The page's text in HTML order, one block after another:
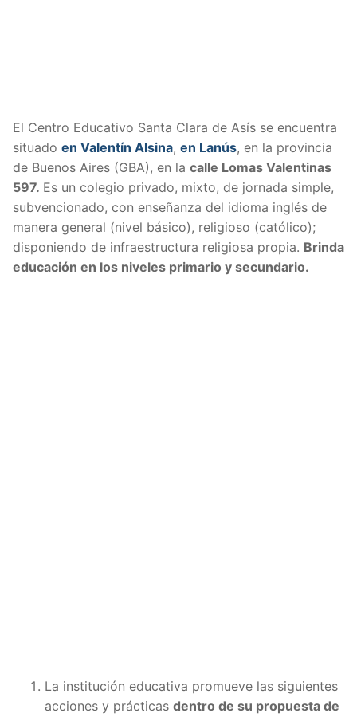
El Centro Educativo Santa Clara de Asís se encuentra
situado en Valentín Alsina, en Lanús, en la provincia
de Buenos Aires (GBA), en la calle Lomas Valentinas
597. Es un colegio privado, mixto, de jornada simple,
subvencionado, con enseñanza del idioma inglés de
manera general (nivel básico), religioso (católico);
disponiendo de infraestructura religiosa propia. Brinda
educación en los niveles primario y secundario.
La institución educativa promueve las siguientes
acciones y prácticas dentro de su propuesta de